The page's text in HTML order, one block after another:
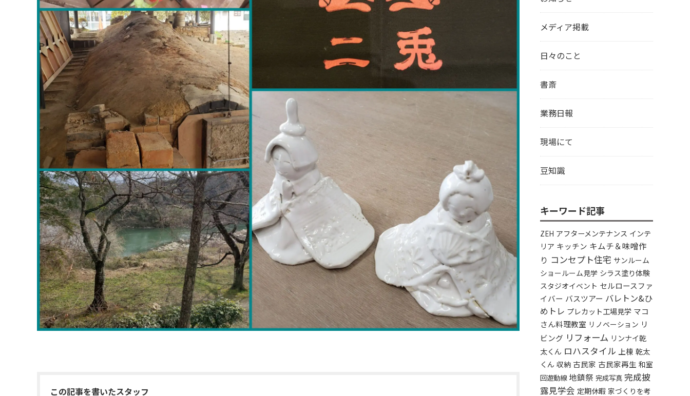
この記事を書いたスタッフ
メディア掲載
日々のこと
書斎
業務日報
現場にて
豆知識
キーワード記事
ZEH アフターメンテナンス インテ
リア キッチン キムチ＆味噌作
り コンセプト住宅 サンルーム
ショールーム見学 シラス塗り体験
スタジオイベント セルロースファ
イバー バスツアー バレトン&ひ
めトレ プレカット工場見学 マコ
さん料理教室 リノベーション リ
ビング リフォーム リンナイ乾
太くん ロハスタイル 上棟 乾太
くん 収納 古民家 古民家再生 和室
回遊動線 地鎮祭 完成写真 完成披
露見学会 定期休暇 家づくりを考